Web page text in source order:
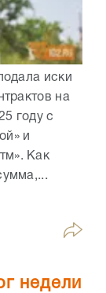
иски
на
году с
и
Как
недели